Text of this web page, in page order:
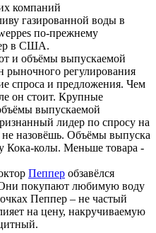
компаний
газированной воды в
по-прежнему
в США.
и объёмы выпускаемой
рыночного регулирования
спроса и предложения. Чем
он стоит. Крупные
выпускаемой
лидер по спросу на
не назовёшь. Объёмы выпуска
Кока-колы. Меньше товара -
Пеппер обзавёлся
покупают любимую воду
Пеппер – не частый
на цену, накручиваемую